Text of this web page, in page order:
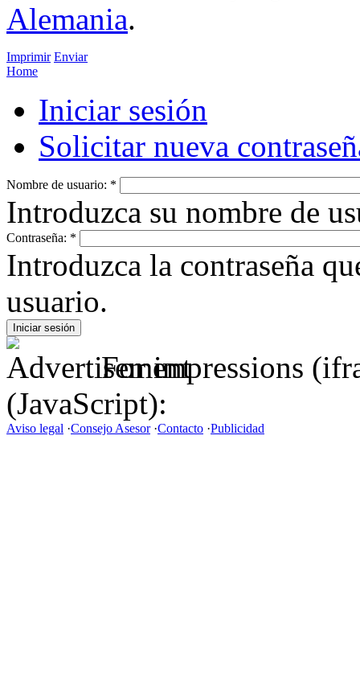
Alemania.
Imprimir Enviar
Home
Iniciar sesión
Solicitar nueva
Nombre de usuario: *
Introduzca su nombre de
Contraseña: *
Introduzca la contraseña
usuario.
For impressions
(JavaScript):
Aviso legal ·Consejo Asesor·Contacto ·Publicidad